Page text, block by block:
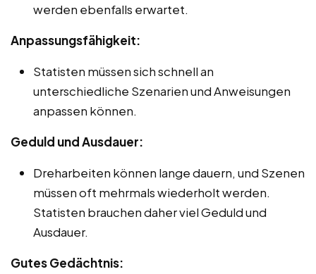
werden ebenfalls erwartet.
Anpassungsfähigkeit:
Statisten müssen sich schnell an
unterschiedliche Szenarien und Anweisungen
anpassen können.
Geduld und Ausdauer:
Dreharbeiten können lange dauern, und Szenen
müssen oft mehrmals wiederholt werden.
Statisten brauchen daher viel Geduld und
Ausdauer.
Gutes Gedächtnis: